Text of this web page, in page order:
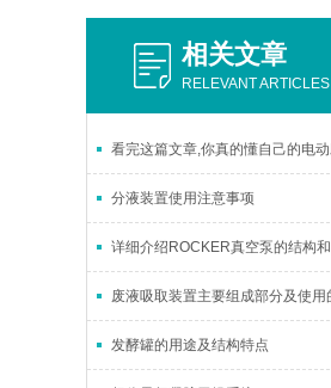
相关文章
RELEVANT ARTICLES
分液装置使用注意事项
发酵罐的用途及结构特点